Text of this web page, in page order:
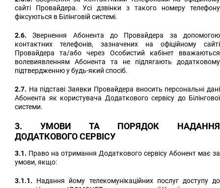
сайті Провайдера. Усі дзвінки з такого номеру телефону
фіксуються в Білінговій системі.
2.6. Звернення Абонента до Провайдера за допомогою
контактних телефонів, зазначених на офіційному сайті
Провайдера та/або через Особистий кабінет вважаються
волевиявленням Абонента та не підлягають додатковому
підтвердженню у будь-який спосіб.
2.7. На підставі Заявки Провайдера вносить персональні дані
Абонента як користувача Додаткового сервісу до Білінгової
системи.
3. УМОВИ ТА ПОРЯДОК НАДАННЯ
ДОДАТКОВОГО СЕРВІСУ
3.1. Право на отримання Додаткового сервісу Абонент має за
умови, якщо:
3.1.1. Надання йому телекомунікаційних послуг доступу до